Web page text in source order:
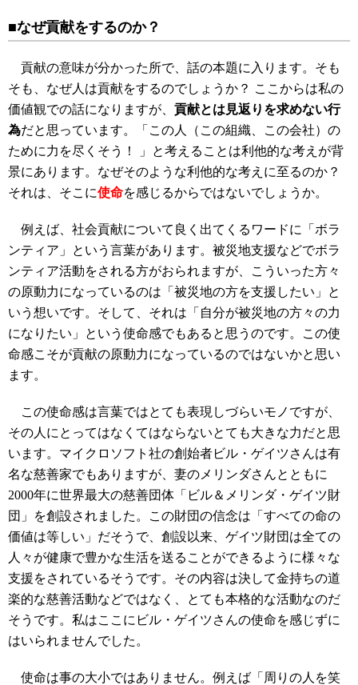
■なぜ貢献をするのか？
貢献の意味が分かった所で、話の本題に入ります。そも
そも、なぜ人は貢献をするのでしょうか？ ここからは私の
価値観での話になりますが、 貢献とは見返りを求めない行
為だと思っています。「この人（この組織、この会社）の
ために力を尽くそう！ 」と考えることは利他的な考えが背
景にあります。なぜそのような利他的な考えに至るのか？
それは、そこに使命を感じるからではないでしょうか。
例えば、社会貢献について良く出てくるワードに「ボラ
ンティア」という言葉があります。被災地支援などでボラ
ンティア活動をされる方がおられますが、こういった方々
の原動力になっているのは「被災地の方を支援したい」と
いう想いです。そして、それは「自分が被災地の方々の力
になりたい」という使命感でもあると思うのです。この使
命感こそが貢献の原動力になっているのではないかと思い
ます。
この使命感は言葉ではとても表現しづらいモノですが、
その人にとってはなくてはならないとても大きな力だと思
います。マイクロソフト社の創始者ビル・ゲイツさんは有
名な慈善家でもありますが、妻のメリンダさんとともに
2000年に世界最大の慈善団体「ビル＆メリンダ・ゲイツ財
団」を創設されました。この財団の信念は「すべての命の
価値は等しい」だそうで、創設以来、ゲイツ財団は全ての
人々が健康で豊かな生活を送ることができるように様々な
支援をされているそうです。その内容は決して金持ちの道
楽的な慈善活動などではなく、とても本格的な活動なのだ
そうです。私はここにビル・ゲイツさんの使命を感じずに
はいられませんでした。
使命は事の大小ではありません。例えば「周りの人を笑